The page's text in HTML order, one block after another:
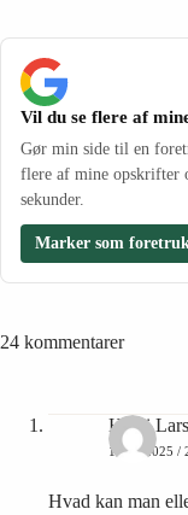
Vil du se flere af
Gør min side til en
flere af mine opskrifter
sekunder.
Marker som
24 kommentarer
Heidi
12/03/2025 /
Hvad kan man